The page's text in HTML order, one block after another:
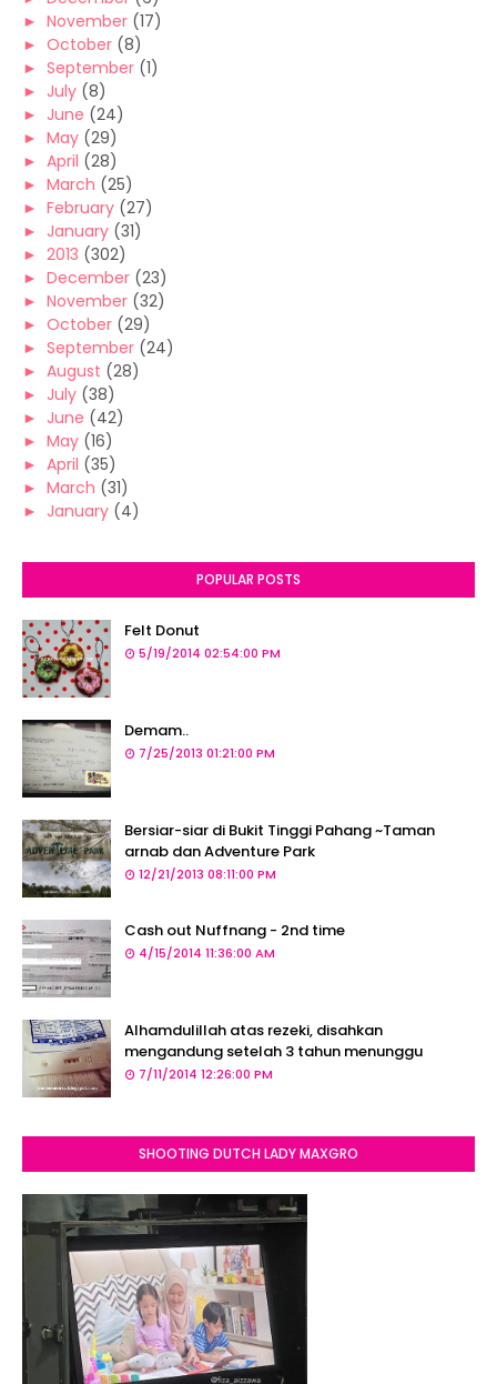
► November (17)
► October (8)
► September (1)
► July (8)
► June (24)
► May (29)
► April (28)
► March (25)
► February (27)
► January (31)
► 2013 (302)
► December (23)
► November (32)
► October (29)
► September (24)
► August (28)
► July (38)
► June (42)
► May (16)
► April (35)
► March (31)
► January (4)
POPULAR POSTS
Felt Donut
5/19/2014 02:54:00 PM
Demam..
7/25/2013 01:21:00 PM
Bersiar-siar di Bukit Tinggi Pahang ~Taman
arnab dan Adventure Park
12/21/2013 08:11:00 PM
Cash out Nuffnang - 2nd time
4/15/2014 11:36:00 AM
Alhamdulillah atas rezeki, disahkan
mengandung setelah 3 tahun menunggu
7/11/2014 12:26:00 PM
SHOOTING DUTCH LADY MAXGRO